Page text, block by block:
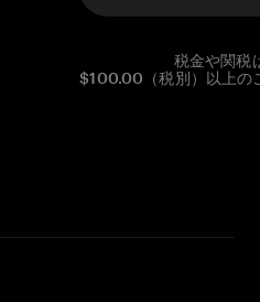
税金や関税
$100.00（税別）以上の